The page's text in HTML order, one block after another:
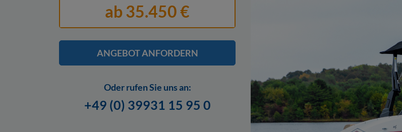
ab 35.450 €
ANGEBOT ANFORDERN
Oder rufen Sie uns an:
+49 (0) 39931 15 95 0